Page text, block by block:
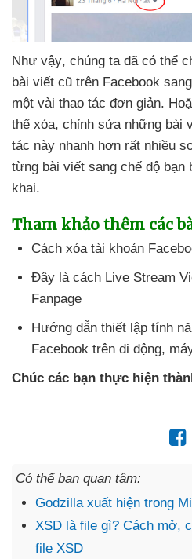
Như vậy, chúng ta đã có thể
bài viết cũ trên Facebook
một vài thao tác đơn giản.
thể xóa, chỉnh sửa những bài
tác này nhanh hơn rất nhiều
từng bài viết sang chế độ bạn
khai.
Tham khảo thêm các
Cách xóa tài khoản
Đây là cách Live Stream
Fanpage
Hướng dẫn thiết lập tính
Facebook trên di động,
Chúc các bạn thực hiện
Có thể bạn quan tâm:
Godzilla xuất hiện trong
XSD là file gì? Cách mở,
file XSD